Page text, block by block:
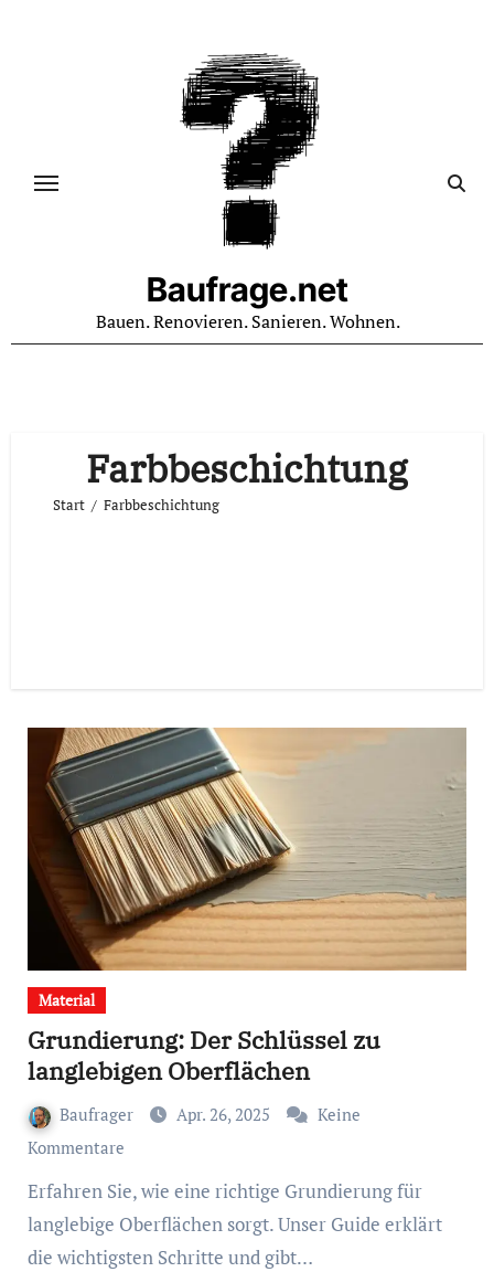
Baufrage.net
Bauen. Renovieren. Sanieren. Wohnen.
Farbbeschichtung
Start Farbbeschichtung
Material
Grundierung: Der Schlüssel zu
langlebigen Oberflächen
Baufrager Apr. 26, 2025
Keine
Kommentare
Erfahren Sie, wie eine richtige Grundierung für
langlebige Oberflächen sorgt. Unser Guide erklärt
die wichtigsten Schritte und gibt…